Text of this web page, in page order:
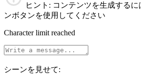
ヒント : コンテンツを生成する
ンボタンを使用してください
Character limit reached
シーンを見せて: